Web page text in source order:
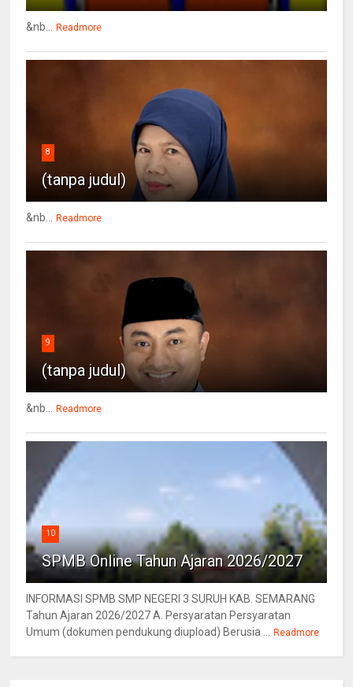
&nb... Readmore
8
(tanpa judul)
&nb... Readmore
9
(tanpa judul)
&nb... Readmore
10
SPMB Online Tahun Ajaran 2026/2027
INFORMASI SPMB SMP NEGERI 3 SURUH KAB. SEMARANG
Tahun Ajaran 2026/2027 A. Persyaratan Persyaratan
Umum (dokumen pendukung diupload) Berusia ... Readmore